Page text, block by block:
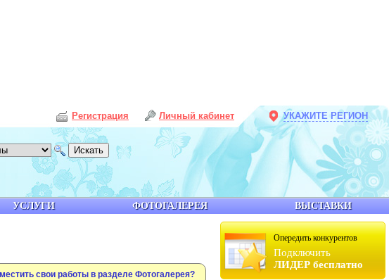
Опередить конкурентов
Подключить
ЛИДЕР бесплатно
свои работы в разделе Фотогалерея?
УСЛУГИ ФОТОГАЛЕРЕЯ ВЫСТАВКИ
Личный кабинет
Регистрация УКАЖИТЕ РЕГИОН